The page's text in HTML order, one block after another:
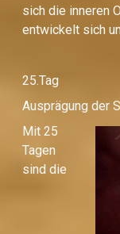
sich die inneren
entwickelt sich
25.Tag
Ausprägung der
Mit 25
Tagen
sind die